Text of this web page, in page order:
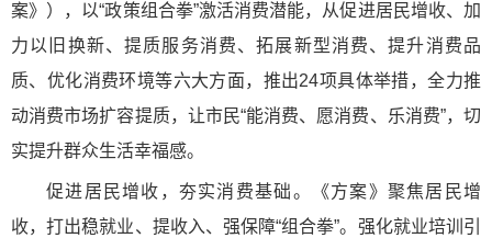
案》），以“政策组合拳”激活消费潜能，从促进居民增收、加
力以旧换新、提质服务消费、拓展新型消费、提升消费品
质、优化消费环境等六大方面，推出24项具体举措，全力推
动消费市场扩容提质，让市民“能消费、愿消费、乐消费”，切
实提升群众生活幸福感。
促进居民增收，夯实消费基础。《方案》聚焦居民增
收，打出稳就业、提收入、强保障“组合拳”。强化就业培训引